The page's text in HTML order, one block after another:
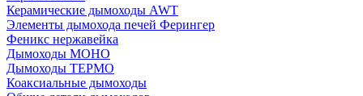
Керамические дымоходы AWT
Элементы дымохода печей Ферингер
Феникс нержавейка
Дымоходы МОНО
Дымоходы ТЕРМО
Коаксиальные дымоходы